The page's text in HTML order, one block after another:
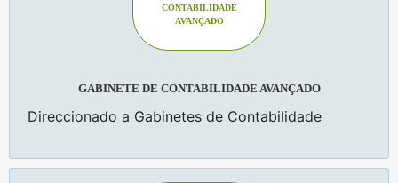
CONTABILIDADE
AVANÇADO
GABINETE DE CONTABILIDADE AVANÇADO
Direccionado a Gabinetes de Contabilidade